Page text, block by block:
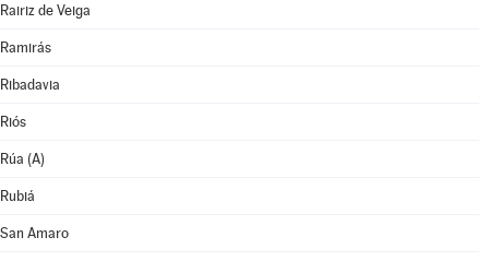
Rairiz de Veiga
Ramirás
Ribadavia
Riós
Rúa (A)
Rubiá
San Amaro